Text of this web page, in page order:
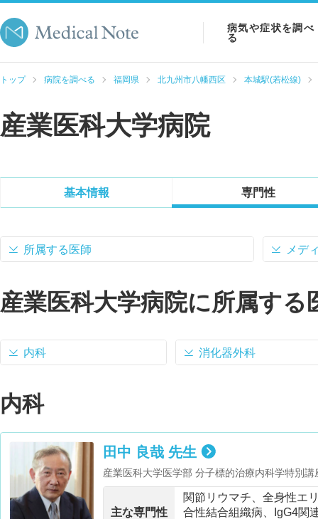
病気や症状を調べ
る
トップ 病院を調べる 福岡県 北九州市八幡西区 本城駅(若松線)
産業医科大学病院
基本情報 専門性
所属する医師 メデ
産業医科大学病院に所属する
内科 消化器外科
内科
田中 良哉 先生
産業医科大学医学部 分子標的治療内科学特別講座 特別教授・日本内科学会 元理事・日本
骨代謝学会 元理事長・日本シェーグレン症候
事・アジア太平洋リウマチ学会 元副理事
主な専門性
関節リウマチ、全身性エ
合性結合組織病、IgG4関